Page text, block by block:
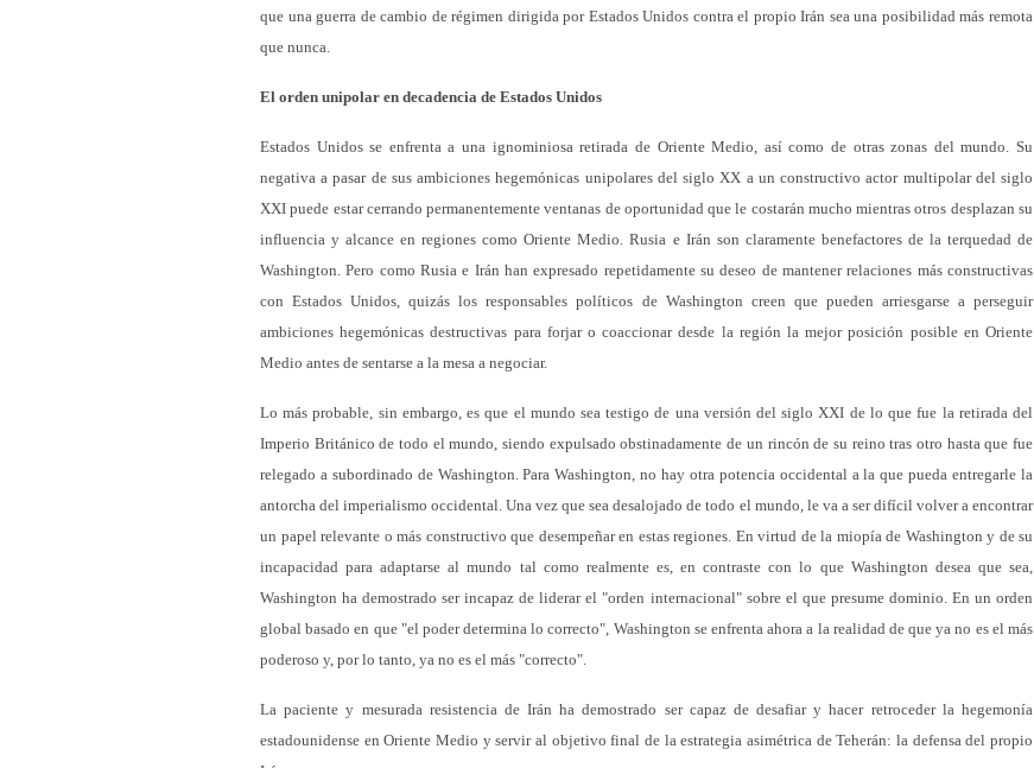
que una guerra de cambio de régimen dirigida por Estados Unidos contra el propio Irán sea una posibilidad más remota
que nunca.
El orden unipolar en decadencia de Estados Unidos
Estados Unidos se enfrenta a una ignominiosa retirada de Oriente Medio, así como de otras zonas del mundo. Su
negativa a pasar de sus ambiciones hegemónicas unipolares del siglo XX a un constructivo actor multipolar del siglo
XXI puede estar cerrando permanentemente ventanas de oportunidad que le costarán mucho mientras otros desplazan su
influencia y alcance en regiones como Oriente Medio. Rusia e Irán son claramente benefactores de la terquedad de
Washington. Pero como Rusia e Irán han expresado repetidamente su deseo de mantener relaciones más constructivas
con Estados Unidos, quizás los responsables políticos de Washington creen que pueden arriesgarse a perseguir
ambiciones hegemónicas destructivas para forjar o coaccionar desde la región la mejor posición posible en Oriente
Medio antes de sentarse a la mesa a negociar.
Lo más probable, sin embargo, es que el mundo sea testigo de una versión del siglo XXI de lo que fue la retirada del
Imperio Británico de todo el mundo, siendo expulsado obstinadamente de un rincón de su reino tras otro hasta que fue
relegado a subordinado de Washington. Para Washington, no hay otra potencia occidental a la que pueda entregarle la
antorcha del imperialismo occidental. Una vez que sea desalojado de todo el mundo, le va a ser difícil volver a encontrar
un papel relevante o más constructivo que desempeñar en estas regiones. En virtud de la miopía de Washington y de su
incapacidad para adaptarse al mundo tal como realmente es, en contraste con lo que Washington desea que sea,
Washington ha demostrado ser incapaz de liderar el "orden internacional" sobre el que presume dominio. En un orden
global basado en que "el poder determina lo correcto", Washington se enfrenta ahora a la realidad de que ya no es el más
poderoso y, por lo tanto, ya no es el más "correcto".
La paciente y mesurada resistencia de Irán ha demostrado ser capaz de desafiar y hacer retroceder la hegemonía
estadounidense en Oriente Medio y servir al objetivo final de la estrategia asimétrica de Teherán: la defensa del propio